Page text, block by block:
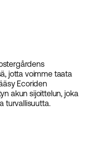
jotta voimme taata
Ecoriden
akun sijoittelun, joka
turvallisuutta.